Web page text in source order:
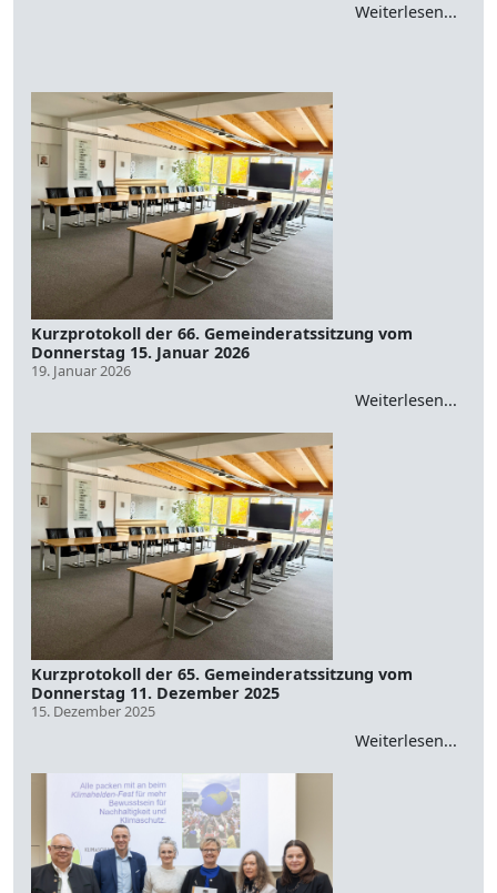
Weiterlesen...
Kurzprotokoll der 66. Gemeinderatssitzung vom
Donnerstag 15. Januar 2026
19. Januar 2026
Weiterlesen...
Kurzprotokoll der 65. Gemeinderatssitzung vom
Donnerstag 11. Dezember 2025
15. Dezember 2025
Weiterlesen...